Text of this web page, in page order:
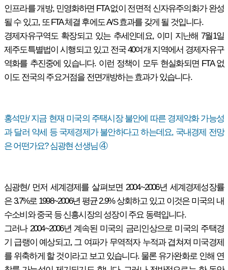
인프라를 개방, 민영화하면 FTA 없이 전면적 신자유주의화가 완성
될 수 있고, 또 FTA 체결 후에도 A/S 효과를 갖게 될 것입니다.
경제자유구역도 확장되고 있는 추세인데요, 이미 지난해 7월1일
제주도특별법이 시행되고 있고 전국 40여개 지역에서 경제자유구
역화를 추진중에 있습니다. 이런 정책이 모두 현실화되면 FTA 없
이도 전국의 주요거점을 전면개방하는 효과가 있습니다.
홍석만/ 지금 현재 미국의 주택시장 불안에 따른 경제악화 가능성
과 달러 약세 등 국제경제가 불안하다고 하는데요, 국내경제 전망
은 어떤가요? 심광현 선생님 ④
심광현/ 먼저 세계경제를 살펴보면 2004~2006년 세계경제성장률
은 3.7%로 1998~2006년 평균 2.9% 상회하고 있고 이것은 미국의 내
수소비와 중국 등 신흥시장의 성장이 주요 동력입니다.
그러나 2004~2006년 계속된 미국의 금리인상으로 미국의 주택경
기 급랭이 예상되고, 그 여파가 무역적자 누적과 겹쳐져 미국경제
를 위축하게 할 것이라고 보고 있습니다. 물론 유가완화로 인해 연